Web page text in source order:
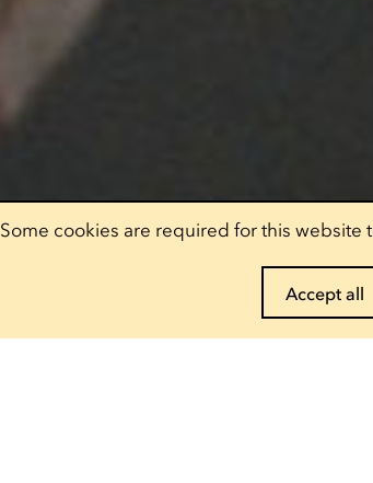
Some cookies are required for this
Accept all